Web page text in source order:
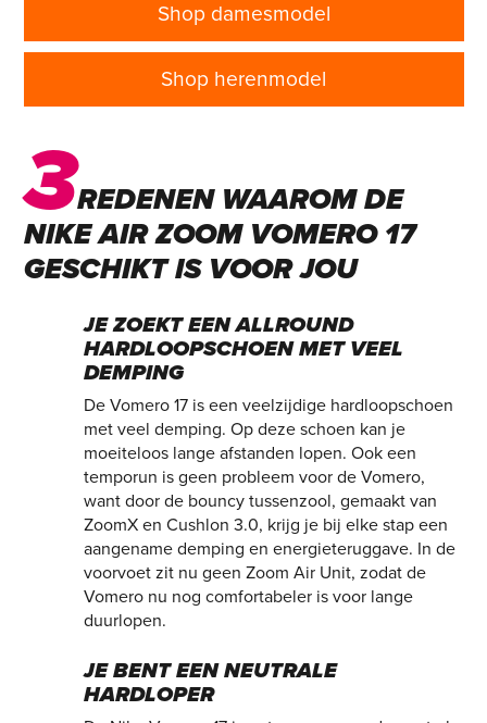
Shop damesmodel
Shop herenmodel
3REDENEN WAAROM DE
NIKE AIR ZOOM VOMERO 17
GESCHIKT IS VOOR JOU
JE ZOEKT EEN ALLROUND
HARDLOOPSCHOEN MET VEEL
DEMPING
De Vomero 17 is een veelzijdige hardloopschoen
met veel demping. Op deze schoen kan je
moeiteloos lange afstanden lopen. Ook een
temporun is geen probleem voor de Vomero,
want door de bouncy tussenzool, gemaakt van
ZoomX en Cushlon 3.0, krijg je bij elke stap een
aangename demping en energieteruggave. In de
voorvoet zit nu geen Zoom Air Unit, zodat de
Vomero nu nog comfortabeler is voor lange
duurlopen.
JE BENT EEN NEUTRALE
HARDLOPER